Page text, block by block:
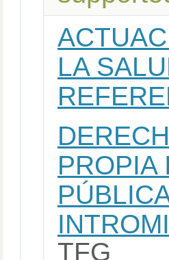
LA
PROPIA
TFG